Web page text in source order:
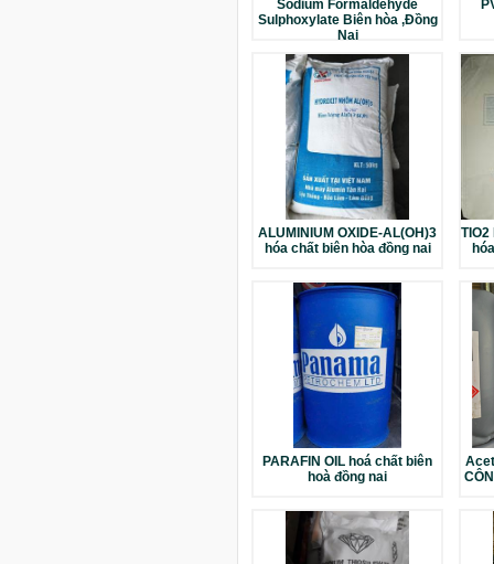
Sodium Formaldehyde
Sulphoxylate Biên hòa ,Đồng
Nai
ALUMINIUM OXIDE-AL(OH)3
hóa chất biên hòa đồng nai
PARAFIN OIL hoá chất biên
hoà đồng nai